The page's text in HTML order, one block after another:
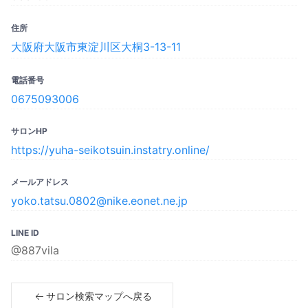
住所
大阪府大阪市東淀川区大桐3-13-11
電話番号
0675093006
サロンHP
https://yuha-seikotsuin.instatry.online/
メールアドレス
yoko.tatsu.0802@nike.eonet.ne.jp
LINE ID
@887vila
サロン検索マップへ戻る